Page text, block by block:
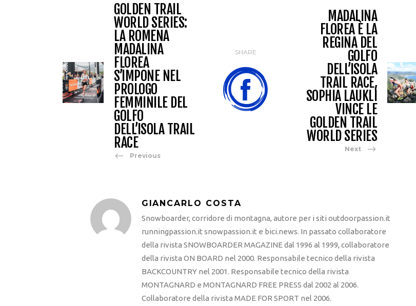
GOLDEN TRAIL
WORLD SERIES:
LA ROMENA
MADALINA
FLOREA
S’IMPONE NEL
PROLOGO
FEMMINILE DEL
GOLFO
DELL’ISOLA TRAIL
RACE
Previous
SHARE
MADALINA
FLOREA È LA
REGINA DEL
GOLFO
DELL’ISOLA
TRAIL RACE,
SOPHIA LAUKLI
VINCE LE
GOLDEN TRAIL
WORLD SERIES
Next
GIANCARLO COSTA
Snowboarder, corridore di montagna, autore per i siti outdoorpassion.it
runningpassion.it snowpassion.it e bici.news. In passato collaboratore
della rivista SNOWBOARDER MAGAZINE dal 1996 al 1999, collaboratore
della rivista ON BOARD nel 2000. Responsabile tecnico della rivista
BACKCOUNTRY nel 2001. Responsabile tecnico della rivista
MONTAGNARD e MONTAGNARD FREE PRESS dal 2002 al 2006.
Collaboratore della rivista MADE FOR SPORT nel 2006.